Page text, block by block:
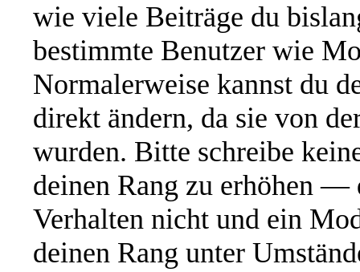
wie viele Beiträge du
bestimmte Benutzer wie
Normalerweise kannst du
direkt ändern, da sie von
wurden. Bitte schreibe
deinen Rang zu erhöhen —
Verhalten nicht und ein
deinen Rang unter